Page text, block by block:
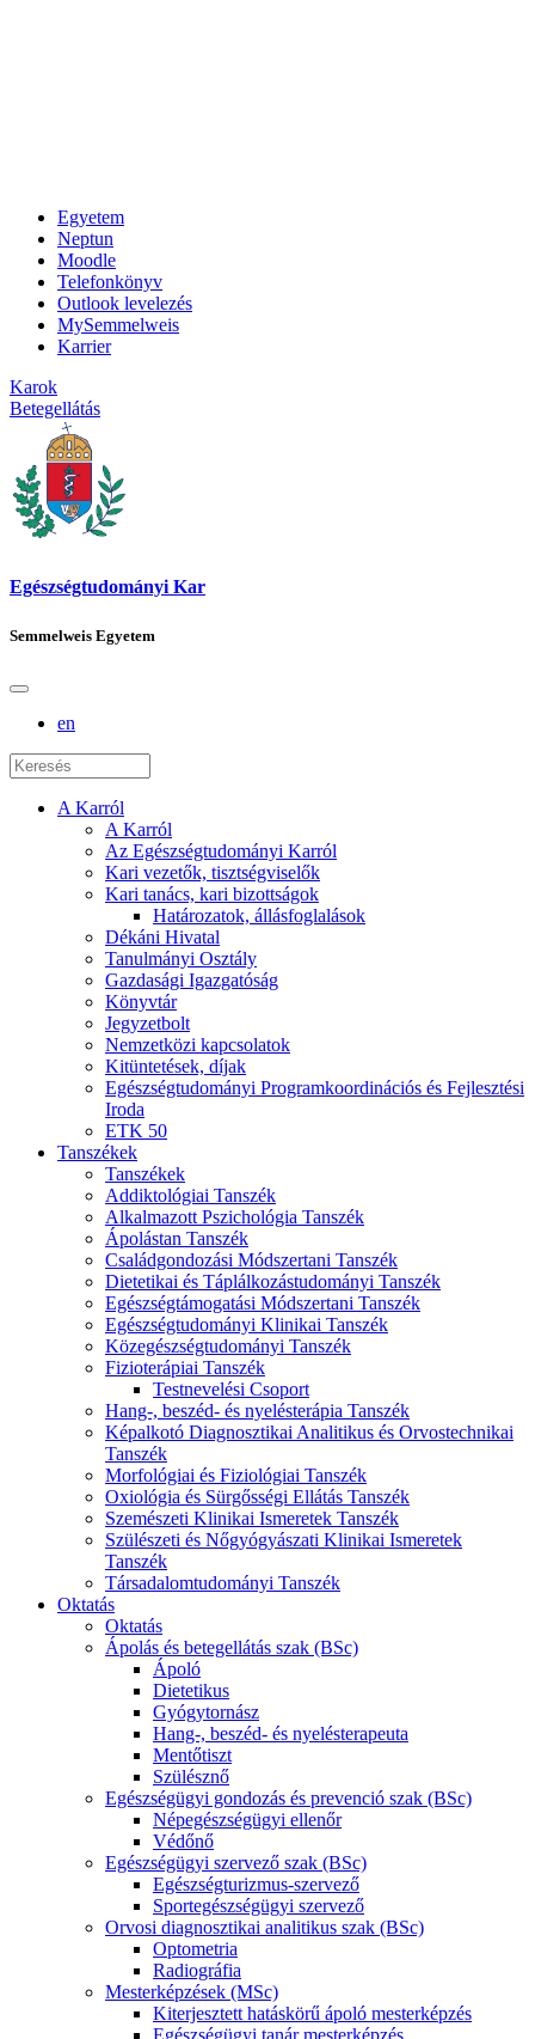
Egyetem
Neptun
Moodle
Telefonkönyv
Outlook levelezés
MySemmelweis
Karrier
Karok
Betegellátás
Egészségtudományi Kar
Semmelweis Egyetem
en
A Karról
A Karról
Az Egészségtudományi Karról
Kari vezetők, tisztségviselők
Kari tanács, kari bizottságok
Határozatok, állásfoglalások
Dékáni Hivatal
Tanulmányi Osztály
Gazdasági Igazgatóság
Könyvtár
Jegyzetbolt
Nemzetközi kapcsolatok
Kitüntetések, díjak
Egészségtudományi Programkoordinációs és Fejlesztési
Iroda
ETK 50
Tanszékek
Tanszékek
Addiktológiai Tanszék
Alkalmazott Pszichológia Tanszék
Ápolástan Tanszék
Családgondozási Módszertani Tanszék
Dietetikai és Táplálkozástudományi Tanszék
Egészségtámogatási Módszertani Tanszék
Egészségtudományi Klinikai Tanszék
Közegészségtudományi Tanszék
Fizioterápiai Tanszék
Testnevelési Csoport
Hang-, beszéd- és nyelésterápia Tanszék
Képalkotó Diagnosztikai Analitikus és Orvostechnikai
Tanszék
Morfológiai és Fiziológiai Tanszék
Oxiológia és Sürgősségi Ellátás Tanszék
Szemészeti Klinikai Ismeretek Tanszék
Szülészeti és Nőgyógyászati Klinikai Ismeretek
Tanszék
Társadalomtudományi Tanszék
Oktatás
Oktatás
Ápolás és betegellátás szak (BSc)
Ápoló
Dietetikus
Gyógytornász
Hang-, beszéd- és nyelésterapeuta
Mentőtiszt
Szülésznő
Egészségügyi gondozás és prevenció szak (BSc)
Népegészségügyi ellenőr
Védőnő
Egészségügyi szervező szak (BSc)
Egészségturizmus-szervező
Sportegészségügyi szervező
Orvosi diagnosztikai analitikus szak (BSc)
Optometria
Radiográfia
Mesterképzések (MSc)
Kiterjesztett hatáskörű ápoló mesterképzés